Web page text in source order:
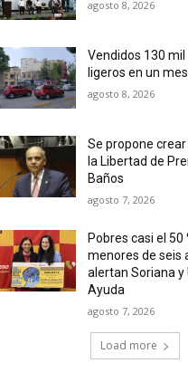
agosto 8, 2026
Vendidos 130
ligeros en un
agosto 8, 2026
Se propone
la Libertad de
Baños
agosto 7, 2026
Pobres casi el 50
menores de seis
alertan Soriana y
Ayuda
agosto 7, 2026
Load more